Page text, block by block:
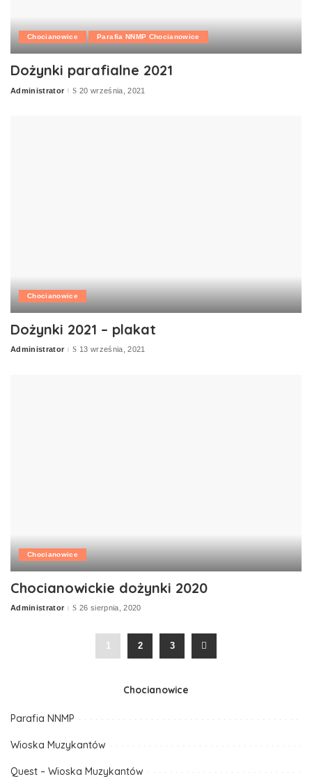
Chocianowice Parafia NNMP Chocianowice
Dożynki parafialne 2021
Posted
Administrator 20 września, 2021
Chocianowice
Dożynki 2021 – plakat
Posted
Administrator 13 września, 2021
Chocianowice
Chocianowickie dożynki 2020
Posted
Administrator 26 sierpnia, 2020
1 2 3
Chocianowice
Parafia NNMP
Wioska Muzykantów
Quest – Wioska Muzykantów